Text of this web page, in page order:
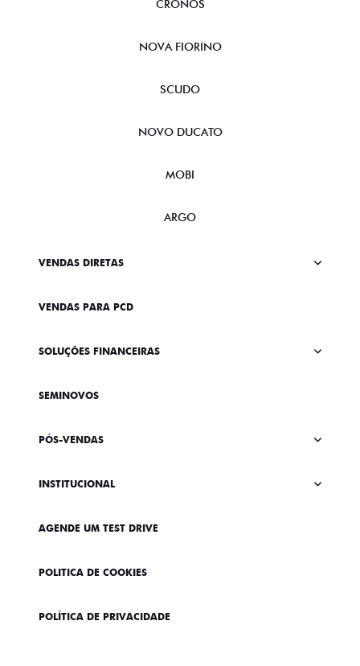
CRONOS
NOVA FIORINO
SCUDO
NOVO DUCATO
MOBI
ARGO
VENDAS DIRETAS
VENDAS PARA PCD
SOLUÇÕES FINANCEIRAS
SEMINOVOS
PÓS-VENDAS
INSTITUCIONAL
AGENDE UM TEST DRIVE
POLITICA DE COOKIES
POLÍTICA DE PRIVACIDADE